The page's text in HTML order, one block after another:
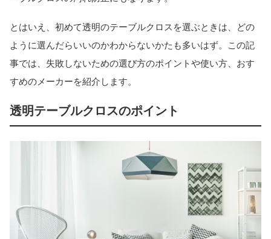
とはいえ、初めて透明のテーブルクロスを選ぶときは、どの
ように選んだらいいのかわからないかたも多いはず。この記
事では、失敗しないための選び方のポイントや使い方、おす
すめのメーカーを紹介します。
透明テーブルクロスのポイント